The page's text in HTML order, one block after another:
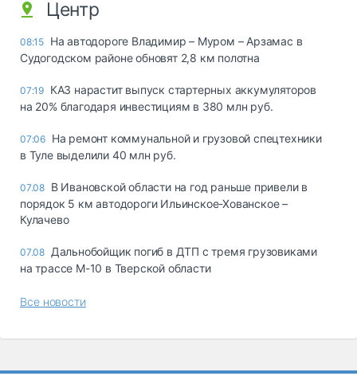
Центр
08:15 На автодороге Владимир – Муром – Арзамас в
Судогодском районе обновят 2,8 км полотна
07:19 КАЗ нарастит выпуск стартерных аккумуляторов
на 20% благодаря инвестициям в 380 млн руб.
07:06 На ремонт коммунальной и грузовой спецтехники
в Туле выделили 40 млн руб.
07.08 В Ивановской области на год раньше привели в
порядок 5 км автодороги Ильинское-Хованское –
Кулачево
07.08 Дальнобойщик погиб в ДТП с тремя грузовиками
на трассе М-10 в Тверской области
Все новости